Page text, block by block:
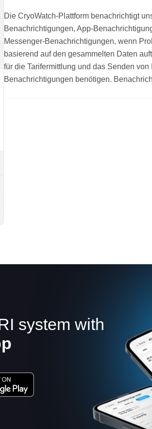
Die CryoWatch-Plattform benachrichtigt
Benachrichtigungen, App-
Messenger-Benachrichtigungen, wenn
basierend auf den gesammelten Daten
für die Tarifermittlung und das Senden
Benachrichtigungen benötigen.
system with